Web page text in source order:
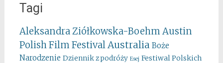
Tagi
Aleksandra Ziółkowska-Boehm Austin
Polish Film FestivalAustralia Boże
Narodzenie Dziennik z podróży Esej Festiwal Polskich